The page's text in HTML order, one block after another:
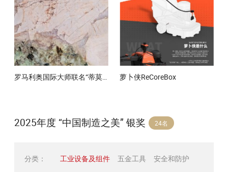
罗马利奥国际大师联名“蒂莫拉”系列“维拉”子系列-潘多拉 萝卜侠ReCoreBox
2025年度 “中国制造之美” 银奖 24名
分类： 工业设备及组件 五金工具
安全和防护